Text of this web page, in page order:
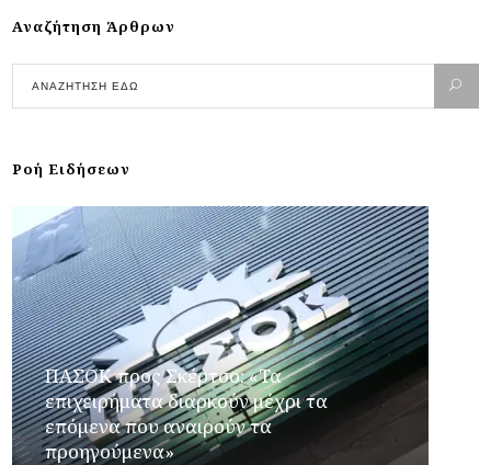
Αναζήτηση Άρθρων
Ροή Ειδήσεων
ΠΑΣΟΚ προς Σκέρτσο: «Τα
επιχειρήματα διαρκούν μέχρι τα
επόμενα που αναιρούν τα
προηγούμενα»